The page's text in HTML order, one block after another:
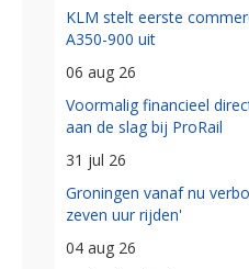
KLM stelt eerste
A350-900 uit
06 aug 26
Voormalig financieel
aan de slag bij ProRail
31 jul 26
Groningen vanaf nu
zeven uur rijden'
04 aug 26